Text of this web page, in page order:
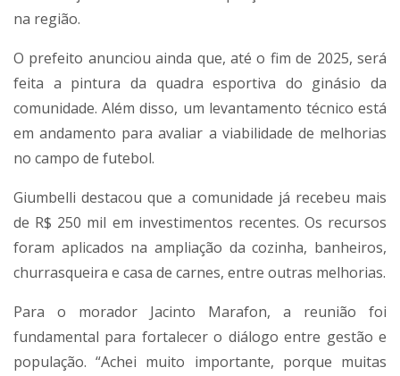
na região.
O prefeito anunciou ainda que, até o fim de 2025, será
feita a pintura da quadra esportiva do ginásio da
comunidade. Além disso, um levantamento técnico está
em andamento para avaliar a viabilidade de melhorias
no campo de futebol.
Giumbelli destacou que a comunidade já recebeu mais
de R$ 250 mil em investimentos recentes. Os recursos
foram aplicados na ampliação da cozinha, banheiros,
churrasqueira e casa de carnes, entre outras melhorias.
Para o morador Jacinto Marafon, a reunião foi
fundamental para fortalecer o diálogo entre gestão e
população. “Achei muito importante, porque muitas